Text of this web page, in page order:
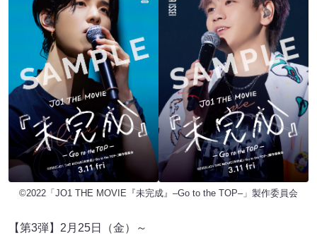
©︎2022「JO1 THE MOVIE『未完成』–Go to the TOP–」製作委員会
【第3弾】2月25日（金）～